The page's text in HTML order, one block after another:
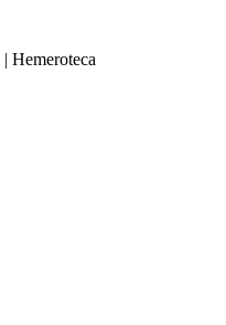
| Hemeroteca